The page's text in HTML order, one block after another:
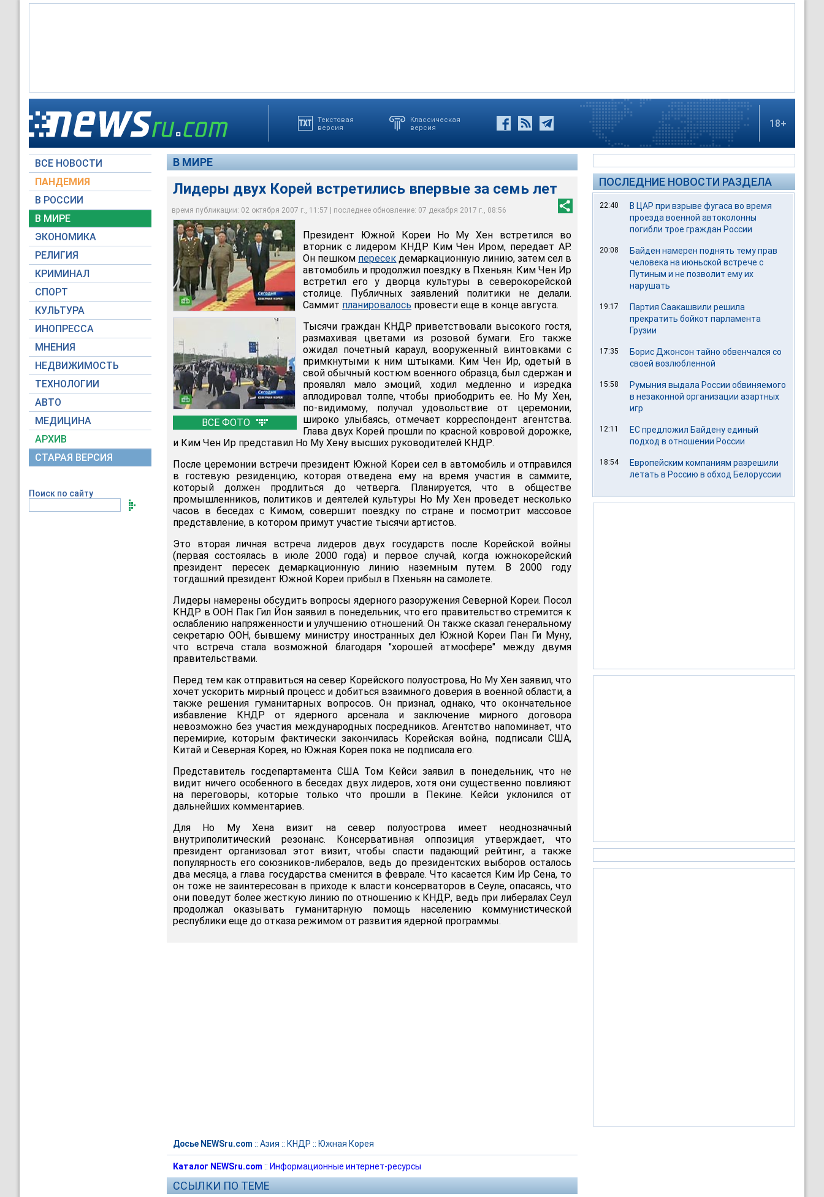
Текстовая
версия
Классическая
версия
18+
ВСЕ НОВОСТИ
ПАНДЕМИЯ
В РОССИИ
В МИРЕ
ЭКОНОМИКА
РЕЛИГИЯ
КРИМИНАЛ
СПОРТ
КУЛЬТУРА
ИНОПРЕССА
МНЕНИЯ
НЕДВИЖИМОСТЬ
ТЕХНОЛОГИИ
АВТО
МЕДИЦИНА
АРХИВ
СТАРАЯ ВЕРСИЯ
Поиск по сайту
В МИРЕ
Лидеры двух Корей встретились впервые за семь лет
время публикации: 02 октября 2007 г., 11:57 | последнее обновление: 07 декабря 2017 г., 08:56
ВСЕ ФОТО
Лидеры двух Корей встретились впервые за семь лет
НТВ
Он пешком пересек демаркационную линию, затем сел в автомобиль и продолжил
поездку в Пхеньян.
НТВ
Тысячи граждан КНДР приветствовали высокого гостя, размахивая цветами из
розовой бумаги.
НТВ
Президент Южной Кореи Но Му Хен встретился во
вторник с лидером КНДР Ким Чен Иром, передает AP.
Он пешком пересек демаркационную линию, затем сел в
автомобиль и продолжил поездку в Пхеньян. Ким Чен Ир
встретил его у дворца культуры в северокорейской
столице. Публичных заявлений политики не делали.
Саммит планировалось провести еще в конце августа.
Тысячи граждан КНДР приветствовали высокого гостя,
размахивая цветами из розовой бумаги. Его также
ожидал почетный караул, вооруженный винтовками с
примкнутыми к ним штыками. Ким Чен Ир, одетый в
свой обычный костюм военного образца, был сдержан и
проявлял мало эмоций, ходил медленно и изредка
аплодировал толпе, чтобы приободрить ее. Но Му Хен,
по-видимому, получал удовольствие от церемонии,
широко улыбаясь, отмечает корреспондент агентства.
Глава двух Корей прошли по красной ковровой дорожке,
и Ким Чен Ир представил Но Му Хену высших руководителей КНДР.
После церемонии встречи президент Южной Кореи сел в автомобиль и отправился
в гостевую резиденцию, которая отведена ему на время участия в саммите,
который должен продлиться до четверга. Планируется, что в обществе
промышленников, политиков и деятелей культуры Но Му Хен проведет несколько
часов в беседах с Кимом, совершит поездку по стране и посмотрит массовое
представление, в котором примут участие тысячи артистов.
Это вторая личная встреча лидеров двух государств после Корейской войны
(первая состоялась в июле 2000 года) и первое случай, когда южнокорейский
президент пересек демаркационную линию наземным путем. В 2000 году
тогдашний президент Южной Кореи прибыл в Пхеньян на самолете.
Лидеры намерены обсудить вопросы ядерного разоружения Северной Кореи. Посол
КНДР в ООН Пак Гил Йон заявил в понедельник, что его правительство стремится к
ослаблению напряженности и улучшению отношений. Он также сказал генеральному
секретарю ООН, бывшему министру иностранных дел Южной Кореи Пан Ги Муну,
что встреча стала возможной благодаря "хорошей атмосфере" между двумя
правительствами.
Перед тем как отправиться на север Корейского полуострова, Но Му Хен заявил, что
хочет ускорить мирный процесс и добиться взаимного доверия в военной области, а
также решения гуманитарных вопросов. Он признал, однако, что окончательное
избавление КНДР от ядерного арсенала и заключение мирного договора
невозможно без участия международных посредников. Агентство напоминает, что
перемирие, которым фактически закончилась Корейская война, подписали США,
Китай и Северная Корея, но Южная Корея пока не подписала его.
Представитель госдепартамента США Том Кейси заявил в понедельник, что не
видит ничего особенного в беседах двух лидеров, хотя они существенно повлияют
на переговоры, которые только что прошли в Пекине. Кейси уклонился от
дальнейших комментариев.
Для Но Му Хена визит на север полуострова имеет неоднозначный
внутриполитический резонанс. Консервативная оппозиция утверждает, что
президент организовал этот визит, чтобы спасти падающий рейтинг, а также
популярность его союзников-либералов, ведь до президентских выборов осталось
два месяца, а глава государства сменится в феврале. Что касается Ким Ир Сена, то
он тоже не заинтересован в приходе к власти консерваторов в Сеуле, опасаясь, что
они поведут более жесткую линию по отношению к КНДР, ведь при либералах Сеул
продолжал оказывать гуманитарную помощь населению коммунистической
республики еще до отказа режимом от развития ядерной программы.
Досье NEWSru.com :: Азия :: КНДР :: Южная Корея
Каталог NEWSru.com :: Информационные интернет-ресурсы
ССЫЛКИ ПО ТЕМЕ
ПОСЛЕДНИЕ НОВОСТИ РАЗДЕЛА
22:40
В ЦАР при взрыве фугаса во время
проезда военной автоколонны
погибли трое граждан России
20:08
Байден намерен поднять тему прав
человека на июньской встрече с
Путиным и не позволит ему их
нарушать
19:17
Партия Саакашвили решила
прекратить бойкот парламента
Грузии
17:35
Борис Джонсон тайно обвенчался со
своей возлюбленной
15:58
Румыния выдала России обвиняемого
в незаконной организации азартных
игр
12:11
ЕС предложил Байдену единый
подход в отношении России
18:54
Европейским компаниям разрешили
летать в Россию в обход Белоруссии